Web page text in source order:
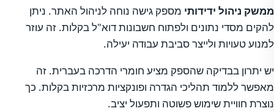
ממשק ניהול ידידותי מספק גישה נוחה לניהול האתר. ניתן
להקים מסדי נתונים ולפתוח חשבונות דוא"ל בקלות. זה עוזר
למנוע טעויות ולייצר סביבת עבודה יעילה.
יש יתרון בבדיקה שהספק מציע חומרי הדרכה בעברית. זה
מאפשר ללמוד תהליכי הגדרה ופונקציות מרכזיות בקלות. כך
נוצרת חוויית שימוש פשוטה ותפעול יציב.